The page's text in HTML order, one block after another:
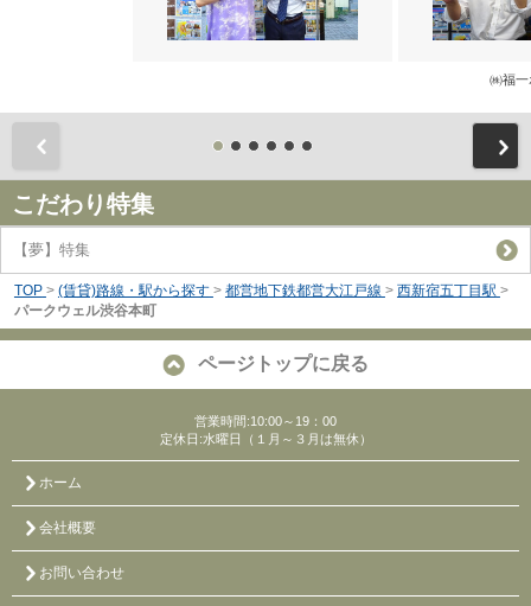
㈱福一
こだわり特集
【夢】特集
TOP > (賃貸)路線・駅から探す > 都営地下鉄都営大江戸線 > 西新宿五丁目駅 >
パークウェル渋谷本町
ページトップに戻る
営業時間:10:00～19：00
定休日:水曜日（１月～３月は無休）
ホーム
会社概要
お問い合わせ